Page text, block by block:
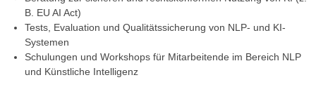
B. EU AI Act)
Tests, Evaluation und Qualitätssicherung von NLP- und KI-
Systemen
Schulungen und Workshops für Mitarbeitende im Bereich NLP
und Künstliche Intelligenz